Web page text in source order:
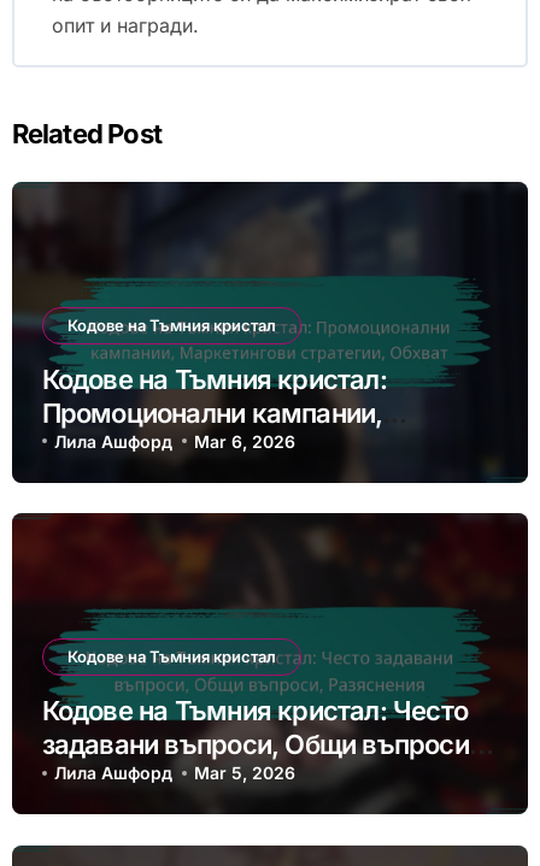
опит и награди.
Related Post
Кодове на Тъмния кристал
Кодове на Тъмния кристал:
Промоционални кампании,
Маркетингови стратегии, Обхват
Лила Ашфорд Mar 6, 2026
Кодове на Тъмния кристал
Кодове на Тъмния кристал: Често
задавани въпроси, Общи въпроси,
Разяснения
Лила Ашфорд Mar 5, 2026